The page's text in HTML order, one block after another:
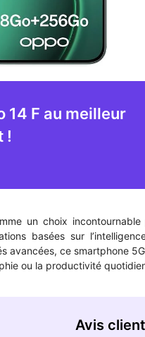
14 F au meilleur
!
un choix
basées sur
avancées, ce smartphone
ou la productivité
Avis client